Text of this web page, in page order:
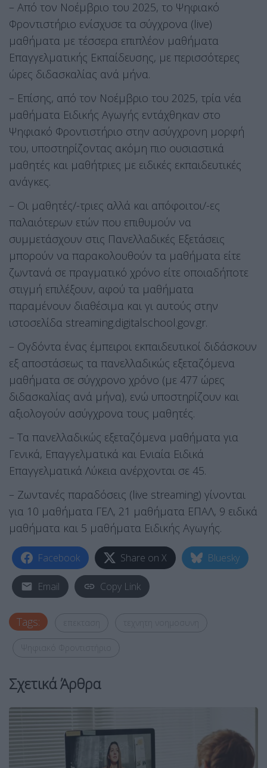
– Από τον Νοέμβριο του 2025, το Ψηφιακό
Φροντιστήριο ενίσχυσε τα σύγχρονα (live)
μαθήματα με τέσσερα επιπλέον μαθήματα
Επαγγελματικής Εκπαίδευσης, με περισσότερες
ώρες διδασκαλίας ανά μήνα.
– Επίσης, από τον Νοέμβριο του 2025, τρία νέα
μαθήματα Ειδικής Αγωγής εντάχθηκαν στο
Ψηφιακό Φροντιστήριο στην ασύγχρονη μορφή
του, υποστηρίζοντας ακόμη πιο ουσιαστικά
μαθητές και μαθήτριες με ειδικές εκπαιδευτικές
ανάγκες.
– Οι μαθητές/-τριες αλλά και απόφοιτοι/-ες
παλαιότερων ετών που επιθυμούν να
συμμετάσχουν στις Πανελλαδικές Εξετάσεις
μπορούν να παρακολουθούν τα μαθήματα είτε
ζωντανά σε πραγματικό χρόνο είτε οποιαδήποτε
στιγμή επιλέξουν, αφού τα μαθήματα
παραμένουν διαθέσιμα και γι αυτούς στην
ιστοσελίδα streaming.digitalschool.gov.gr.
– Ογδόντα ένας έμπειροι εκπαιδευτικοί διδάσκουν
εξ αποστάσεως τα πανελλαδικώς εξεταζόμενα
μαθήματα σε σύγχρονο χρόνο (με 477 ώρες
διδασκαλίας ανά μήνα), ενώ υποστηρίζουν και
αξιολογούν ασύγχρονα τους μαθητές.
– Τα πανελλαδικώς εξεταζόμενα μαθήματα για
Γενικά, Επαγγελματικά και Ενιαία Ειδικά
Επαγγελματικά Λύκεια ανέρχονται σε 45.
– Ζωντανές παραδόσεις (live streaming) γίνονται
για 10 μαθήματα ΓΕΛ, 21 μαθήματα ΕΠΑΛ, 9 ειδικά
μαθήματα και 5 μαθήματα Ειδικής Αγωγής.
Facebook Share on X Bluesky
Email Copy Link
Tags:
Σχετικά Άρθρα